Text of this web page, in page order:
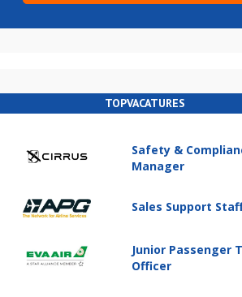
TOPVACATURES
Safety &
Manager
Sales Support
Junior Passenger
Officer